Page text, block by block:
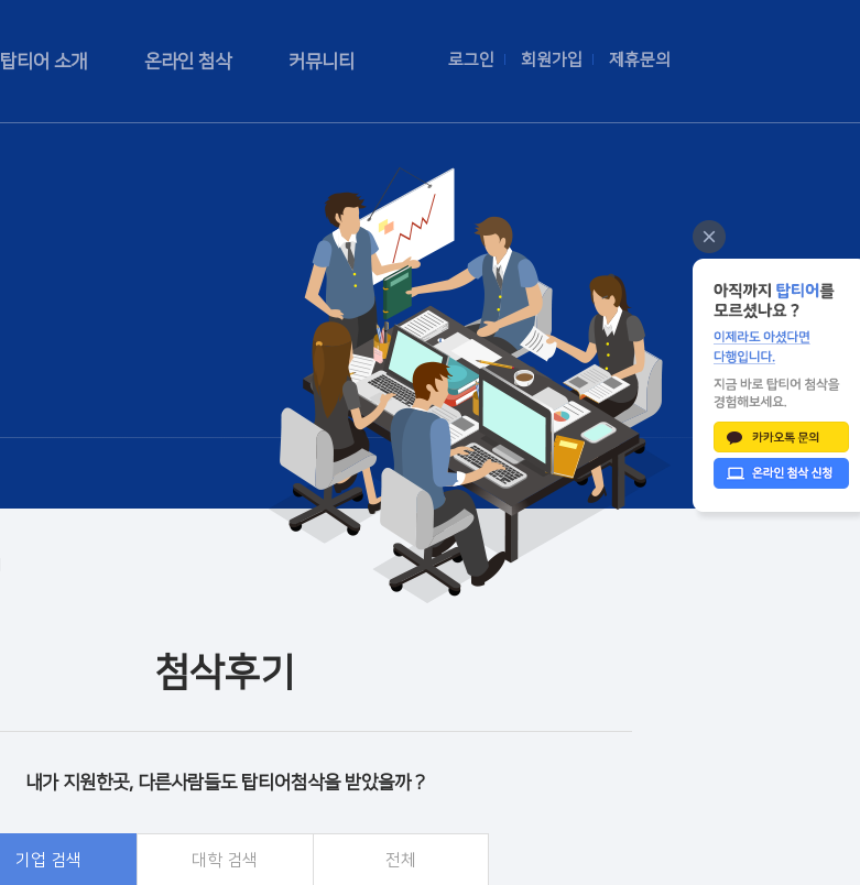
탑티어 소개 온라인 첨삭 커뮤니티 로그인 회원가입 제휴문의
첨삭후기
내가 지원한곳, 다른사람들도 탑티어첨삭을 받았을까 ?
기업 검색 대학 검색 전체